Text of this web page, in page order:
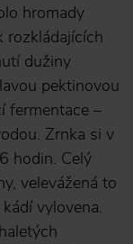
hromady
rozkládajících
dužiny
pektinovou
fermentace –
Zrnka si v
hodin. Celý
velevážená to
vylovena.